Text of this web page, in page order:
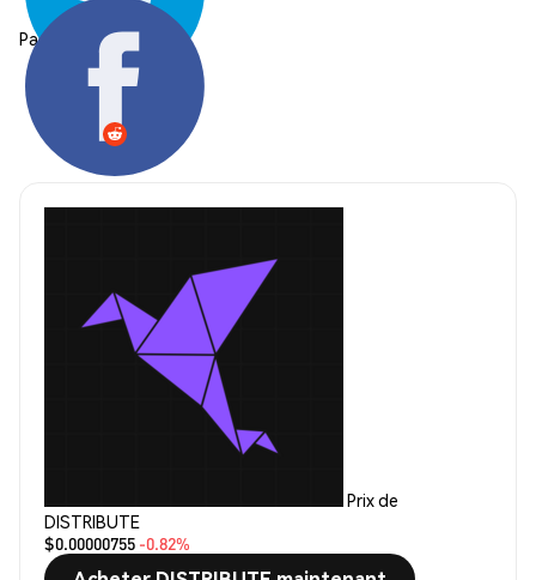
Partager:
Prix de
DISTRIBUTE
$0.00000755 -0.82%